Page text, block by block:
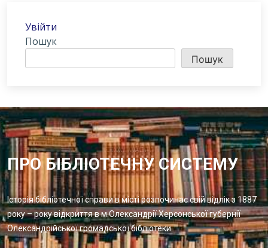
Увійти
Пошук
Пошук
ПРО БІБЛІОТЕЧНУ СИСТЕМУ
Історія бібліотечної справи в місті розпочинає свій відлік з 1887
року – року відкриття в м.Олександрії Херсонської губернії
Олександрійської громадської бібліотеки